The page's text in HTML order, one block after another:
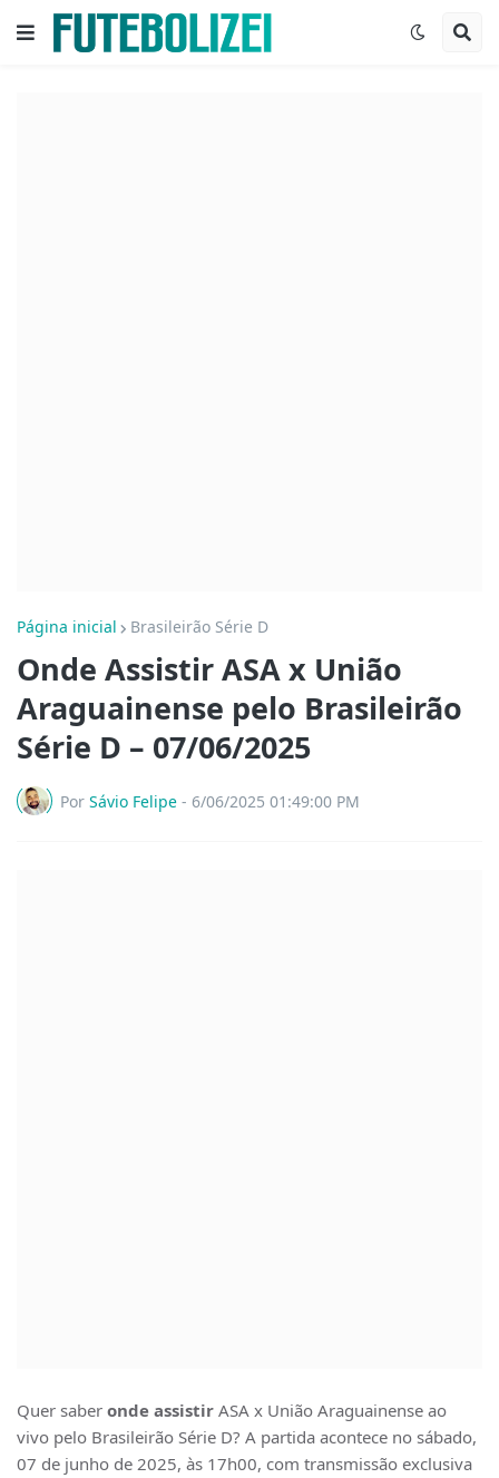
Página inicial Brasileirão Série D
Onde Assistir ASA x União
Araguainense pelo Brasileirão
Série D – 07/06/2025
Por Sávio Felipe - 6/06/2025 01:49:00 PM
Quer saber onde assistir ASA x União Araguainense ao
vivo pelo Brasileirão Série D? A partida acontece no sábado,
07 de junho de 2025, às 17h00, com transmissão exclusiva